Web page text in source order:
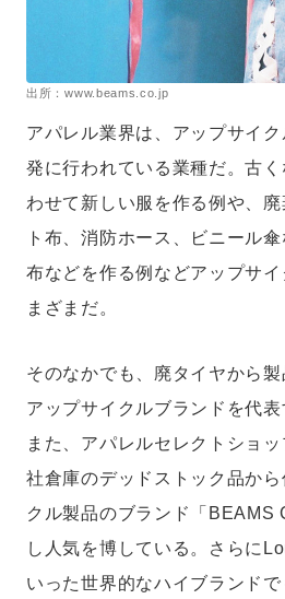
出所：www.beams.co.jp
アパレル業界は、アップサイ
発に行われている業種だ。古
わせて新しい服を作る例や、
ト布、消防ホース、ビニール
布などを作る例などアップサ
まざまだ。
そのなかでも、廃タイヤから
アップサイクルブランドを代表
また、アパレルセレクトショ
社倉庫のデッドストック品か
クル製品のブランド「BEAMS
し人気を博している。さらに
いった世界的なハイブランド